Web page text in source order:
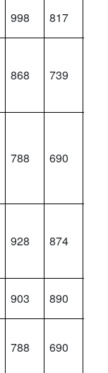
998 817
868 739
788 690
928 874
903 890
788 690